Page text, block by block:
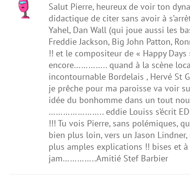
Salut Pierre, heureux de voir ton
didactique de citer sans avoir à
Yahel, Dan Wall (qui joue aussi les
Freddie Jackson, Big John Patton,
!! et le compositeur de « Happy
encore………….. quand à la scène
incontournable Bordelais , Hervé St
je prêche pour ma paroisse va voir
idée du bonhomme dans un tout
………………….. eddie Louiss s’écrit
!!! Tu vois Pierre, sans polémiques,
bien plus loin, vers un Jason
plus amples explications !! bises et
jam…………..Amitié Stef Barbier